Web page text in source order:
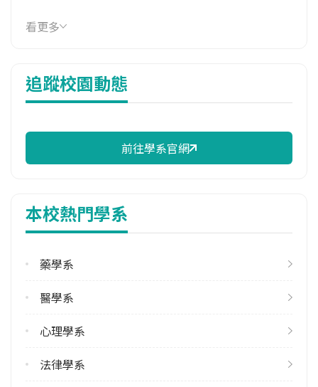
114年學費
17,990 元/學期
11,480 元/學期
114年註冊率
113學年度上學期
113學年度下學期
29
修輔系人數
24
113學年度下學期
看更多
追蹤校園動態
前往學系官網
本校熱門學系
藥學系
醫學系
心理學系
法律學系